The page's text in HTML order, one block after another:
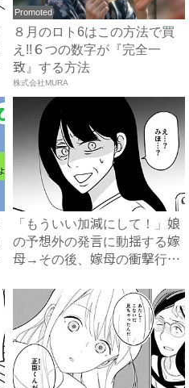
Promoted
８月のロト6はこの方法で買
え!!６つの数字が『完全一
致』する方法
株式会社MURA
「もういい加減にして！」娘
の予想外の発言に動揺する嫁
母→その後、嫁母の衝撃行動